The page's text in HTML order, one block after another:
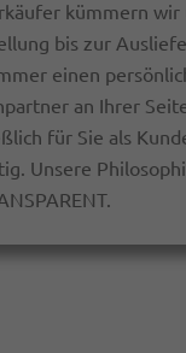
kümmern wir
bis zur
einen
an Ihrer
für Sie als
Unsere